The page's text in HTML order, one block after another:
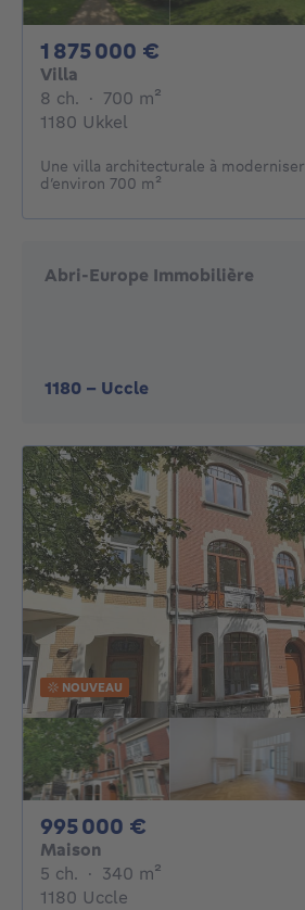
1 875 000 €
Villa
8 ch. 8 chambres
· 700 m²
1180 Ukkel
Une villa architecturale à moderniser
d’environ 700 m²
Abri-Europe Immobilière
1180 - Uccle
NOUVEAU
995 000 €
Maison
5 ch. 5 chambres
· 340 m²
1180 Uccle